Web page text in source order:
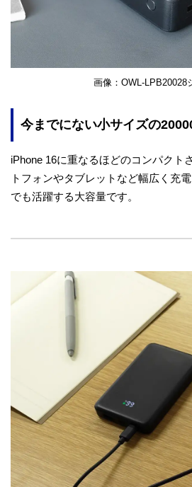
画像：OWL-LPB20028
今までにない小サイズの
iPhone 16に重なるほどのコンパクト
トフォンやタブレットなど幅広く充
でも活躍する大容量です。